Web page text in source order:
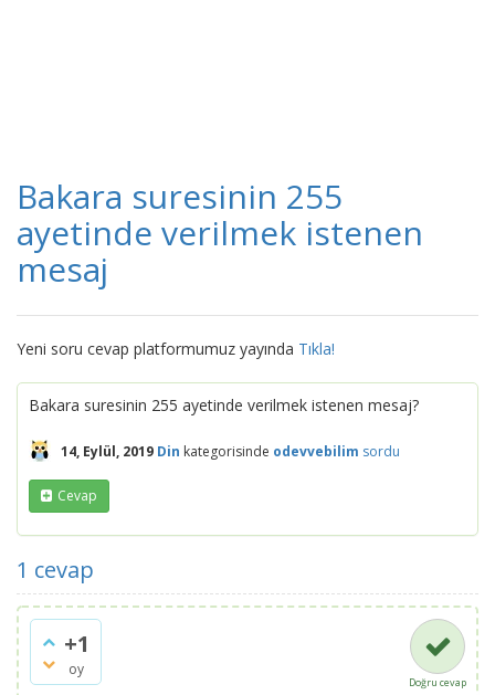
Bakara suresinin 255
ayetinde verilmek istenen
mesaj
Yeni soru cevap platformumuz yayında Tıkla!
Bakara suresinin 255 ayetinde verilmek istenen mesaj?
14, Eylül, 2019 Din kategorisinde odevvebilim sordu
Cevap
1 cevap
+1
oy
Doğru cevap